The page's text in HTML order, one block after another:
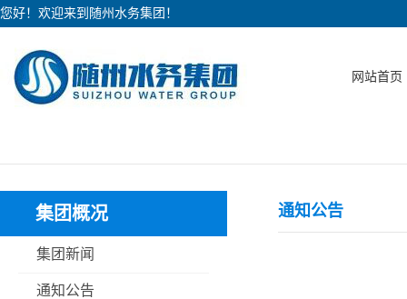
您好！欢迎来到随州水务集团！
网站首页
集团概况
集团新闻
通知公告
通知公告